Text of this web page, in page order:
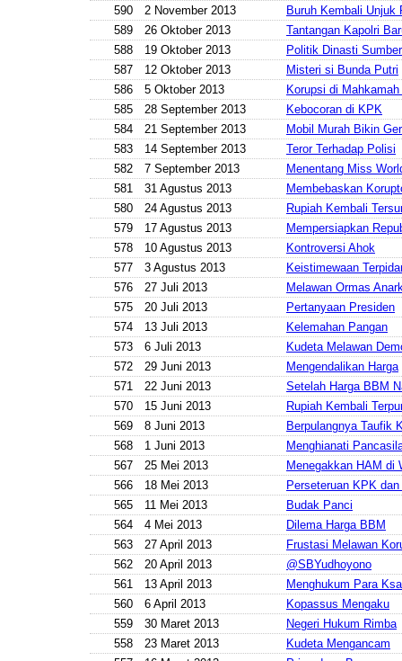
590
2 November 2013
Buruh Kembali Unjuk
589
26 Oktober 2013
Tantangan Kapolri
588
19 Oktober 2013
Politik Dinasti
587
12 Oktober 2013
Misteri si Bunda Putri
586
5 Oktober 2013
Korupsi di
585
28 September 2013
Kebocoran di KPK
584
21 September 2013
Mobil Murah Bikin
583
14 September 2013
Teror Terhadap Polisi
582
7 September 2013
Menentang Miss
581
31 Agustus 2013
Membebaskan
580
24 Agustus 2013
Rupiah Kembali
579
17 Agustus 2013
Mempersiapkan
578
10 Agustus 2013
Kontroversi Ahok
577
3 Agustus 2013
Keistimewaan
576
27 Juli 2013
Melawan Ormas
575
20 Juli 2013
Pertanyaan Presiden
574
13 Juli 2013
Kelemahan Pangan
573
6 Juli 2013
Kudeta Melawan
572
29 Juni 2013
Mengendalikan Harga
571
22 Juni 2013
Setelah Harga BBM
570
15 Juni 2013
Rupiah Kembali
569
8 Juni 2013
Berpulangnya Taufik
568
1 Juni 2013
Menghianati
567
25 Mei 2013
Menegakkan HAM di
566
18 Mei 2013
Perseteruan KPK
565
11 Mei 2013
Budak Panci
564
4 Mei 2013
Dilema Harga BBM
563
27 April 2013
Frustasi Melawan
562
20 April 2013
@SBYudhoyono
561
13 April 2013
Menghukum Para
560
6 April 2013
Kopassus Mengaku
559
30 Maret 2013
Negeri Hukum Rimba
558
23 Maret 2013
Kudeta Mengancam